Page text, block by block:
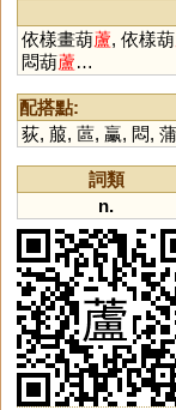
依樣畫葫蘆, 依樣葫
悶葫蘆…
配搭點:
荻, 菔, 蓲, 臝, 悶, 蒲
詞類
n.